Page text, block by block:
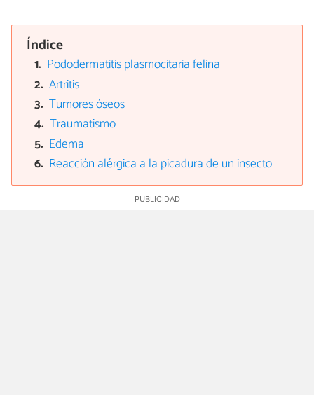
Índice
Pododermatitis plasmocitaria felina
Artritis
Tumores óseos
Traumatismo
Edema
Reacción alérgica a la picadura de un insecto